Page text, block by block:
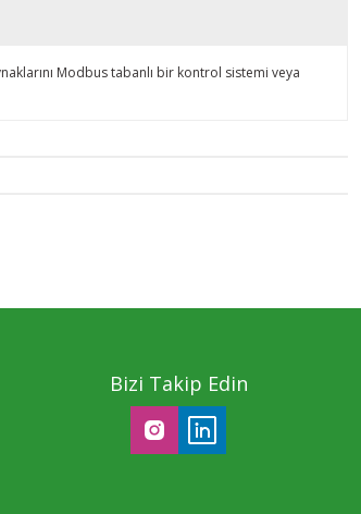
Modbus tabanlı bir kontrol sistemi veya
Bizi Takip Edin